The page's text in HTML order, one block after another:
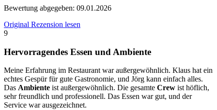
Bewertung abgegeben: 09.01.2026
Original Rezension lesen
9
Hervorragendes Essen und Ambiente
Meine Erfahrung im Restaurant war außergewöhnlich. Klaus hat ein
echtes Gespür für gute Gastronomie, und Jörg kann einfach alles.
Das Ambiente ist außergewöhnlich. Die gesamte Crew ist höflich,
sehr freundlich und professionell. Das Essen war gut, und der
Service war ausgezeichnet.